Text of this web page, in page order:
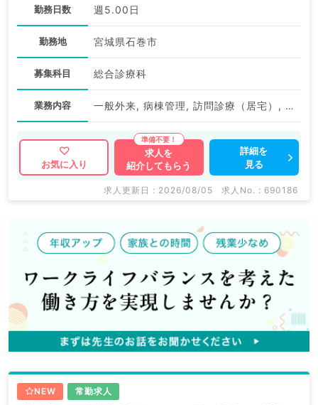
勤務日数 週5.00日
勤務地 宮城県石巻市
募集科目 総合診療科
業務内容 一般外来, 病棟管理, 訪問診療（居宅）, 訪問診療（施設）
お気に入り
求人を
紹介してもらう
詳細を
見る
求人更新日 : 2026/08/05 求人No. : 690186
NEW 常勤求人